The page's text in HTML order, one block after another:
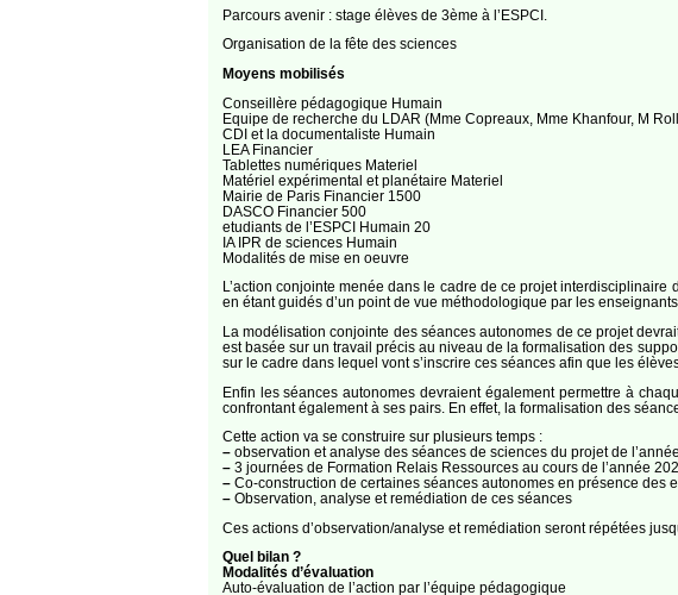
Parcours avenir : stage élèves de 3ème à l’ESPCI.
Organisation de la fête des sciences
Moyens mobilisés
Conseillère pédagogique Humain
Equipe de recherche du LDAR (Mme Copreaux, Mme Khanfour, M
CDI et la documentaliste Humain
LEA Financier
Tablettes numériques Materiel
Matériel expérimental et planétaire Materiel
Mairie de Paris Financier 1500
DASCO Financier 500
etudiants de l’ESPCI Humain 20
IA IPR de sciences Humain
Modalités de mise en oeuvre
L’action conjointe menée dans le cadre de ce projet
en étant guidés d’un point de vue méthodologique par les enseignants.
La modélisation conjointe des séances autonomes de ce projet
est basée sur un travail précis au niveau de la formalisation des
sur le cadre dans lequel vont s’inscrire ces séances afin que les
Enfin les séances autonomes devraient également permettre à
confrontant également à ses pairs. En effet, la formalisation des
Cette action va se construire sur plusieurs temps :
–observation et analyse des séances de sciences du projet de
–3 journées de Formation Relais Ressources au cours de l’année
–Co-construction de certaines séances autonomes en présence des
–Observation, analyse et remédiation de ces séances
Ces actions d’observation/analyse et remédiation seront répétées
Quel bilan ?
Modalités d’évaluation
Auto-évaluation de l’action par l’équipe pédagogique